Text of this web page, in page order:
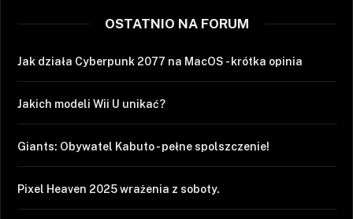
OSTATNIO NA FORUM
Jak działa Cyberpunk 2077 na MacOS - krótka opinia
Jakich modeli Wii U unikać?
Giants: Obywatel Kabuto - pełne spolszczenie!
Pixel Heaven 2025 wrażenia z soboty.